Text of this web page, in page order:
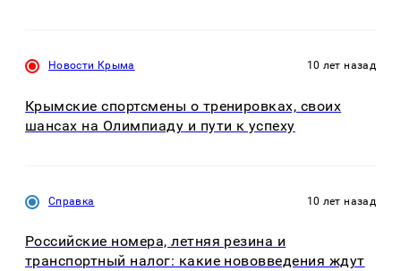
Новости Крыма 10 лет назад
Крымские спортсмены о тренировках, своих
шансах на Олимпиаду и пути к успеху
Справка 10 лет назад
Российские номера, летняя резина и
транспортный налог: какие нововведения ждут